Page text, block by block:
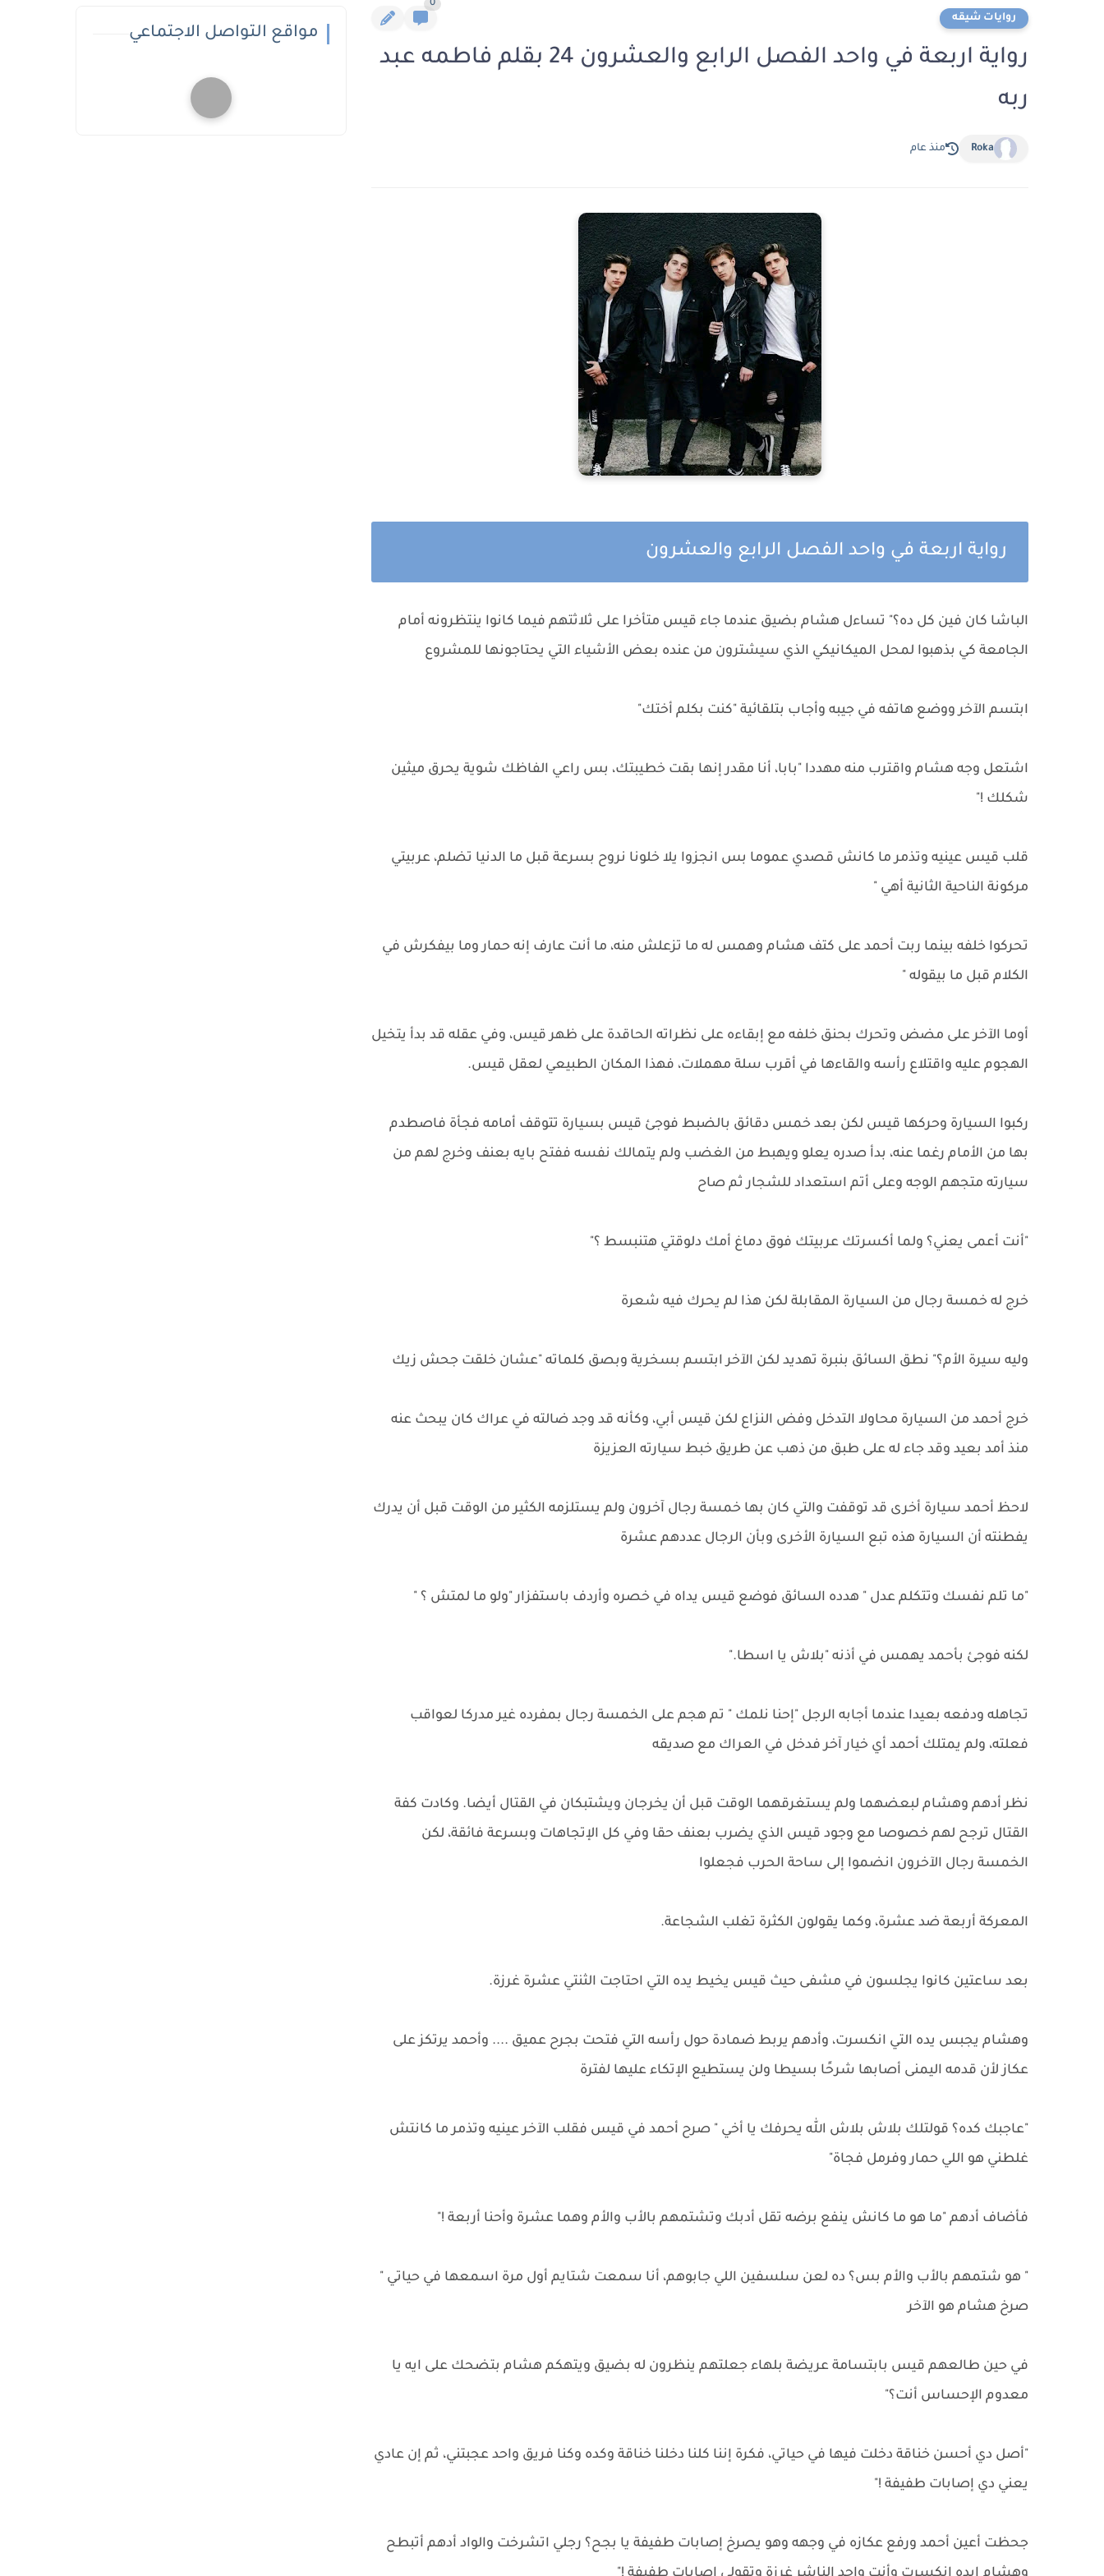
روايات شيقه
0
رواية اربعة في واحد الفصل الرابع والعشرون 24 بقلم فاطمه عبد
ربه
Roka منذ عام
رواية اربعة في واحد الفصل الرابع والعشرون
الباشا كان فين كل ده؟" تساءل هشام بضيق عندما جاء قيس متأخرا على ثلاثتهم فيما كانوا ينتظرونه أمام
الجامعة كي بذهبوا لمحل الميكانيكي الذي سيشترون من عنده بعض الأشياء التي يحتاجونها للمشروع
ابتسم الآخر ووضع هاتفه في جيبه وأجاب بتلقائية "كنت بكلم أختك"
اشتعل وجه هشام واقترب منه مهددا "بابا، أنا مقدر إنها بقت خطيبتك، بس راعي الفاظك شوية يحرق ميثين
شكلك !"
قلب قيس عينيه وتذمر ما كانش قصدي عموما بس انجزوا يلا خلونا نروح بسرعة قبل ما الدنيا تضلم، عربيتي
مركونة الناحية الثانية أهي "
تحركوا خلفه بينما ربت أحمد على كتف هشام وهمس له ما تزعلش منه، ما أنت عارف إنه حمار وما بيفكرش في
الكلام قبل ما بيقوله "
أوما الآخر على مضض وتحرك بحنق خلفه مع إبقاءه على نظراته الحاقدة على ظهر قيس، وفي عقله قد بدأ يتخيل
الهجوم عليه واقتلاع رأسه والقاءها في أقرب سلة مهملات، فهذا المكان الطبيعي لعقل قيس.
ركبوا السيارة وحركها قيس لكن بعد خمس دقائق بالضبط فوجئ قيس بسيارة تتوقف أمامه فجأة فاصطدم
بها من الأمام رغما عنه، بدأ صدره يعلو ويهبط من الغضب ولم يتمالك نفسه ففتح بايه بعنف وخرج لهم من
سيارته متجهم الوجه وعلى أتم استعداد للشجار ثم صاح
"أنت أعمى يعني؟ ولما أكسرتك عربيتك فوق دماغ أمك دلوقتي هتنبسط ؟"
خرج له خمسة رجال من السيارة المقابلة لكن هذا لم يحرك فيه شعرة
وليه سيرة الأم؟" نطق السائق بنبرة تهديد لكن الآخر ابتسم بسخرية وبصق كلماته "عشان خلقت جحش زيك
خرج أحمد من السيارة محاولا التدخل وفض النزاع لكن قيس أبي، وكأنه قد وجد ضالته في عراك كان يبحث عنه
منذ أمد بعيد وقد جاء له على طبق من ذهب عن طريق خبط سيارته العزيزة
لاحظ أحمد سيارة أخرى قد توقفت والتي كان بها خمسة رجال آخرون ولم يستلزمه الكثير من الوقت قبل أن يدرك
يفطنته أن السيارة هذه تبع السيارة الأخرى وبأن الرجال عددهم عشرة
"ما تلم نفسك وتتكلم عدل " هدده السائق فوضع قيس يداه في خصره وأردف باستفزار "ولو ما لمتش ؟ "
لكنه فوجئ بأحمد يهمس في أذنه "بلاش يا اسطا."
تجاهله ودفعه بعيدا عندما أجابه الرجل "إحنا نلمك " تم هجم على الخمسة رجال بمفرده غير مدركا لعواقب
فعلته، ولم يمتلك أحمد أي خيار آخر فدخل في العراك مع صديقه
نظر أدهم وهشام لبعضهما ولم يستغرقهما الوقت قبل أن يخرجان ويشتبكان في القتال أيضا. وكادت كفة
القتال ترجح لهم خصوصا مع وجود قيس الذي يضرب بعنف حقا وفي كل الإتجاهات وبسرعة فائقة، لكن
الخمسة رجال الآخرون انضموا إلى ساحة الحرب فجعلوا
المعركة أربعة ضد عشرة، وكما يقولون الكثرة تغلب الشجاعة.
بعد ساعتين كانوا يجلسون في مشفى حيث قيس يخيط يده التي احتاجت الثنتي عشرة غرزة.
وهشام يجبس يده التي انكسرت، وأدهم يربط ضمادة حول رأسه التي فتحت بجرح عميق .... وأحمد يرتكز على
عكاز لأن قدمه اليمنى أصابها شرحًا بسيطا ولن يستطيع الإتكاء عليها لفترة
"عاجبك كده؟ قولتلك بلاش بلاش الله يحرفك يا أخي " صرح أحمد في قيس فقلب الآخر عينيه وتذمر ما كانتش
غلطني هو اللي حمار وفرمل فجاة"
فأضاف أدهم "ما هو ما كانش ينفع برضه تقل أدبك وتشتمهم بالأب والأم وهما عشرة وأحنا أربعة !"
" هو شتمهم بالأب والأم بس؟ ده لعن سلسفين اللي جابوهم، أنا سمعت شتايم أول مرة اسمعها في حياتي "
صرخ هشام هو الآخر
في حين طالعهم قيس بابتسامة عريضة بلهاء جعلتهم ينظرون له بضيق ويتهكم هشام بتضحك على ايه يا
معدوم الإحساس أنت؟"
"أصل دي أحسن خناقة دخلت فيها في حياتي، فكرة إننا كلنا دخلنا خناقة وكده وكنا فريق واحد عجبتني، ثم إن عادي
يعني دي إصابات طفيفة !"
جحظت أعين أحمد ورفع عكازه في وجهه وهو يصرخ إصابات طفيفة يا بجح؟ رجلي اتشرخت والواد أدهم أتبطح
مواقع التواصل الاجتماعي